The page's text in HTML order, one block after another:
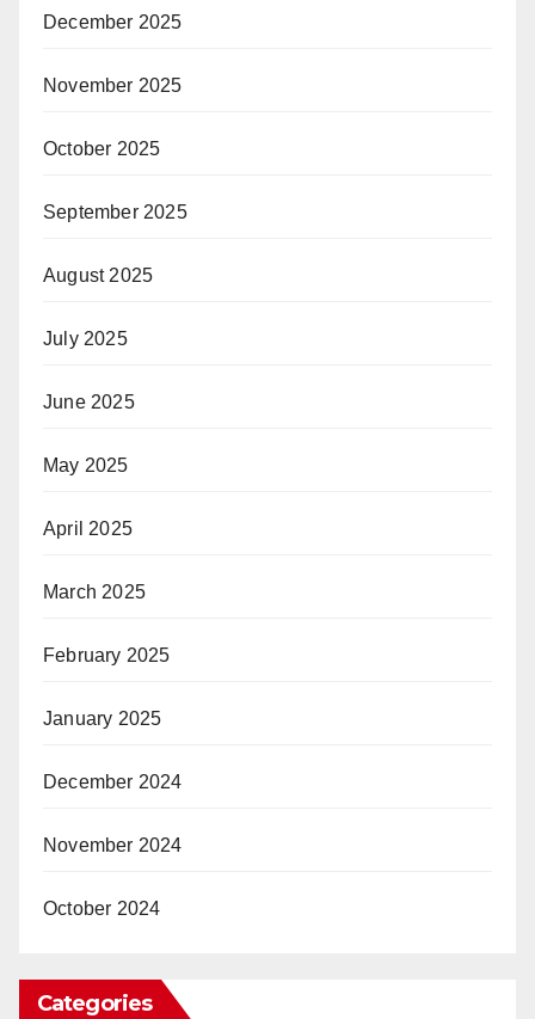
December 2025
November 2025
October 2025
September 2025
August 2025
July 2025
June 2025
May 2025
April 2025
March 2025
February 2025
January 2025
December 2024
November 2024
October 2024
Categories